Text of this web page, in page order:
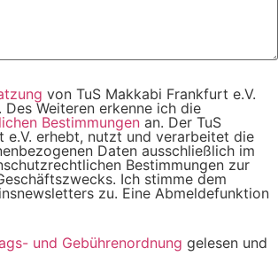
von TuS Makkabi Frankfurt e.V.
Weiteren erkenne ich die
Bestimmungen an. Der TuS
e.V. erhebt, nutzt und verarbeitet die
Daten ausschließlich im
Bestimmungen zur
Ich stimme dem
zu. Eine Abmeldefunktion
und Gebührenordnung gelesen und